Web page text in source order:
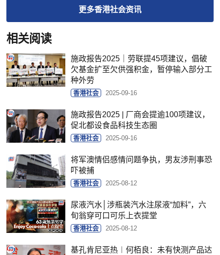
更多香港社会资讯
相关阅读
施政报告2025｜劳联提45项建议，倡破
欠基金扩至欠供强积金，暂停输入部分工
种外劳
香港社会 2025-09-16
施政报告2025 | 厂商会提逾100项建议，
促北都设食品科技生态圈
香港社会 2025-09-16
将军澳情侣感情问题争执，男友涉刑事恐
吓被捕
香港社会 2025-08-12
尿液汽水│涉瓶装汽水注尿液“加料”，六
旬翁穿可口可乐上衣提堂
香港社会 2025-08-12
基孔肯尼亚热︱何栢良：未有快测产品达